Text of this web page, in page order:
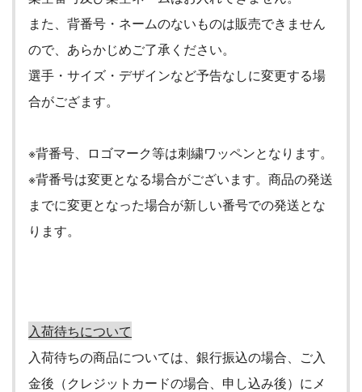
また、背番号・ネームのないものは販売できません
ので、あらかじめご了承ください。
選手・サイズ・デザインなど予告なしに変更する場
合がござます。
※背番号、ロゴマーク等は刺繍ワッペンとなります。
※背番号は変更となる場合がございます。商品の発送
までに変更となった場合が新しい番号での発送とな
ります。
入荷待ちについて
入荷待ちの商品については、銀行振込の場合、ご入
金後（クレジットカードの場合、申し込み後）にメ